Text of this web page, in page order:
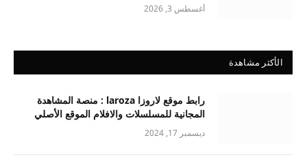
أغسطس 3, 2026
الأكثر مشاهدة
رابط موقع لاروزا laroza : منصة المشاهدة
المجانية للمسلسلات والافلام الموقع الأصلي
ديسمبر 17, 2024